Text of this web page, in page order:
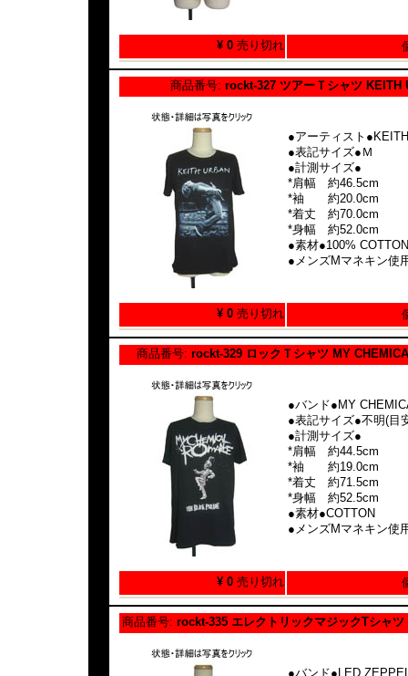
¥ 0 売り切れ
商品番号: rockt-327 ツアーＴシャツ KEITH
●アーティスト
●表記サイズ●Ｍ
●計測サイズ●
*肩幅 約46.5cm
*袖 約20.0cm
*着丈 約70.0cm
*身幅 約52.0cm
●素材●100% COTTON
●メンズMマネキン使
¥ 0 売り切れ
商品番号: rockt-329 ロックＴシャツ MY
●バンド●MY
●表記サイズ●不明(目
●計測サイズ●
*肩幅 約44.5cm
*袖 約19.0cm
*着丈 約71.5cm
*身幅 約52.5cm
●素材●COTTON
●メンズMマネキン使
¥ 0 売り切れ
商品番号: rockt-335 エレクトリックマジックTシャ
●バンド●LED